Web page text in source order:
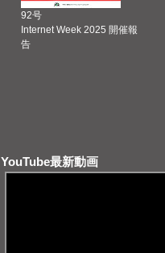
92号
Internet Week 2025 開催報
告
YouTube最新動画